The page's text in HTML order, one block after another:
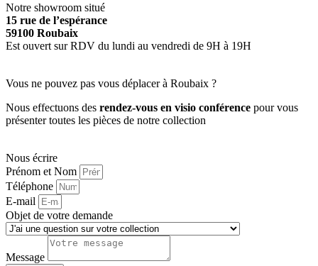
Notre showroom situé
15 rue de l’espérance
59100 Roubaix
Est ouvert sur RDV du lundi au vendredi de 9H à 19H
Vous ne pouvez pas vous déplacer à Roubaix ?
Nous effectuons des rendez-vous en visio conférence pour vous
présenter toutes les pièces de notre collection
Nous écrire
Prénom et Nom
Téléphone
E-mail
Objet de votre demande
Message